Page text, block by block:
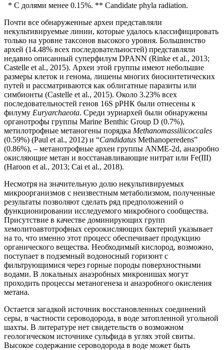
* С долями менее 0.15%. ** Candidate phyla radiation.
Почти все обнаруженные археи представляли
некультивируемые линии, которые удалось классифицировать
только на уровне таксонов высокого уровня. Большинство
архей (14.48% всех последовательностей) представляли
недавно описанный суперфилум DPANN (Rinke et al., 2013;
Castelle et al., 2015). Археи этой группы имеют небольшие
размеры клеток и генома, лишены многих биосинтетических
путей и рассматриваются как облигатные паразиты или
симбионты (Castelle et al., 2015). Около 3.23% всех
последовательностей генов 16S рРНК были отнесены к
филуму Euryarchaeota. Среди эуриархей были обнаружены
органотрофы группы Marine Benthic Group D (0.7%),
метилотрофные метаногены порядка Methanomassiliicoccales
(0.59%) (Paul et al., 2012) и “Candidatus Methanoperedens”
(0.86%), ‒ метанотрофные археи группы ANME-2d, анаэробно
окисляющие метан и восстанавливающие нитрат или Fe(III)
(Haroon et al., 2013; Cai et al., 2018).
Несмотря на значительную долю некультивируемых
микроорганизмов с неизвестным метаболизмом, полученные
результаты позволяют сделать ряд предположений о
функционировании исследуемого микробного сообщества.
Присутствие в качестве доминирующих групп
хемолитоавтотрофных сероокисляющих бактерий указывает
на то, что именно этот процесс обеспечивает продукцию
органического вещества. Необходимый кислород, возможно,
поступает в подземный водоносный горизонт с
фильтрующимися через горные породы поверхностными
водами. В локальных анаэробных микронишах могут
проходить процессы метаногенеза и анаэробного окисления
метана.
Остается загадкой источник восстановленных соединений
серы, в частности сероводорода, в воде затопленной угольной
шахты. В литературе нет свидетельств о возможном
геологическом источнике сульфида в углях этой свиты.
Высокое содержание сероводорода в воде может быть